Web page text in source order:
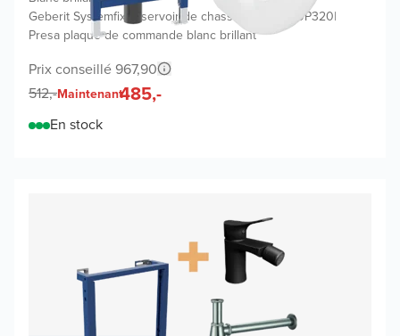
Geberit Systemfix réservoir de chasse encastré UP320|
Presa plaque de commande blanc brillant
Prix conseillé 967,90
512,-Maintenant485,-
En stock